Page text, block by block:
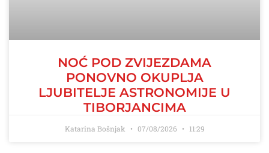
NOĆ POD ZVIJEZDAMA
PONOVNO OKUPLJA
LJUBITELJE ASTRONOMIJE U
TIBORJANCIMA
Katarina Bošnjak 07/08/2026 11:29